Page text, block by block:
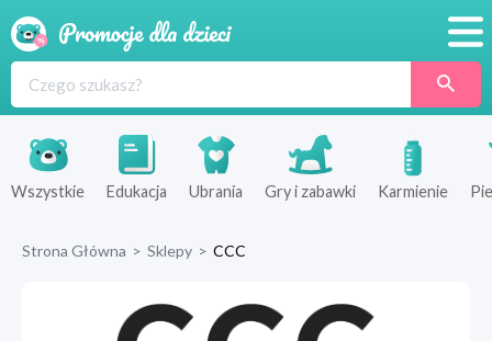
Produkty
Sklepy
Wszystkie Edukacja Ubrania Gry i zabawki Karmienie
Strona Główna > Sklepy > CCC